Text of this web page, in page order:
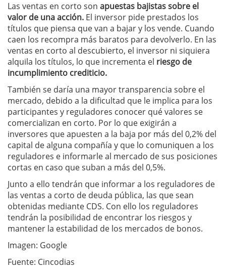
Las ventas en corto son apuestas bajistas sobre el
valor de una acción. El inversor pide prestados los
títulos que piensa que van a bajar y los vende. Cuando
caen los recompra más baratos para devolverlo. En las
ventas en corto al descubierto, el inversor ni siquiera
alquila los títulos, lo que incrementa el riesgo de
incumplimiento crediticio.
También se daría una mayor transparencia sobre el
mercado, debido a la dificultad que le implica para los
participantes y reguladores conocer qué valores se
comercializan en corto. Por lo que exigirán a
inversores que apuesten a la baja por más del 0,2% del
capital de alguna compañía y que lo comuniquen a los
reguladores e informarle al mercado de sus posiciones
cortas en caso que suban a más del 0,5%.
Junto a ello tendrán que informar a los reguladores de
las ventas a corto de deuda pública, las que sean
obtenidas mediante CDS. Con ello los reguladores
tendrán la posibilidad de encontrar los riesgos y
mantener la estabilidad de los mercados de bonos.
Imagen: Google
Fuente: Cincodias